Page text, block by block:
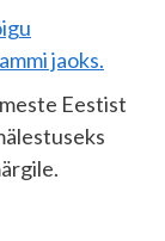
jaoks.
Eestist